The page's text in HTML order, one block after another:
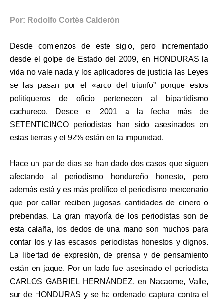
Por: Rodolfo Cortés Calderón
Desde comienzos de este siglo, pero incrementado
desde el golpe de Estado del 2009, en HONDURAS la
vida no vale nada y los aplicadores de justicia las Leyes
se las pasan por el «arco del triunfo” porque estos
politiqueros de oficio pertenecen al bipartidismo
cachureco. Desde el 2001 a la fecha más de
SETENTICINCO periodistas han sido asesinados en
estas tierras y el 92% están en la impunidad.
Hace un par de días se han dado dos casos que siguen
afectando al periodismo hondureño honesto, pero
además está y es más prolífico el periodismo mercenario
que por callar reciben jugosas cantidades de dinero o
prebendas. La gran mayoría de los periodistas son de
esta calaña, los dedos de una mano son muchos para
contar los y las escasos periodistas honestos y dignos.
La libertad de expresión, de prensa y de pensamiento
están en jaque. Por un lado fue asesinado el periodista
CARLOS GABRIEL HERNÁNDEZ, en Nacaome, Valle,
sur de HONDURAS y se ha ordenado captura contra el